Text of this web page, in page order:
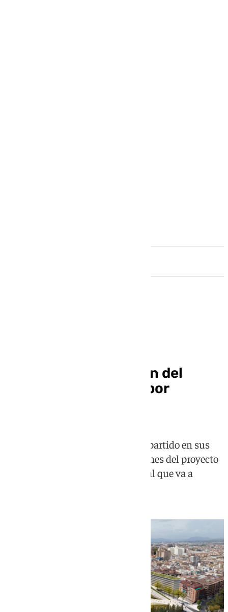
Así será la integración del
ferrocarril a su paso por
El ministro Óscar Puente ha compartido en sus
redes sociales las primeras imágenes del proyecto
"con un gran acuerdo institucional que va a